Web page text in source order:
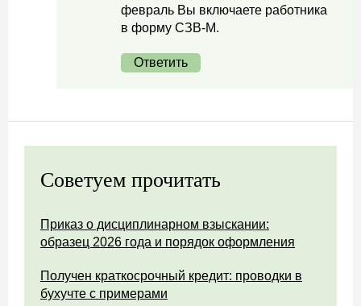
февраль Вы включаете работника
в форму СЗВ-М.
Ответить
Советуем прочитать
Приказ о дисциплинарном взыскании:
образец 2026 года и порядок оформления
Получен краткосрочный кредит: проводки в
бухучте с примерами